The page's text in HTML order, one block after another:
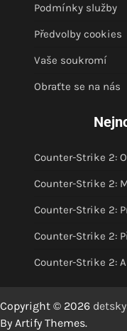
Podmínky služby
Předvolby cookies
Vaše soukromí
Obraťte se na nás
Counter-Strike 2:
Counter-Strike 2:
Counter-Strike 2:
Counter-Strike 2:
Counter-Strike 2:
Copyright © 2026
By Artify Themes.